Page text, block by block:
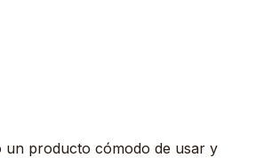
un producto cómodo de usar y